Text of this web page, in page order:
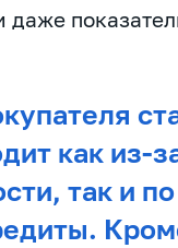
как из-
так и